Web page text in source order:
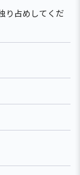
り占めしてくだ